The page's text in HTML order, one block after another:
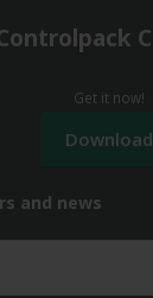
and news
Get it now!